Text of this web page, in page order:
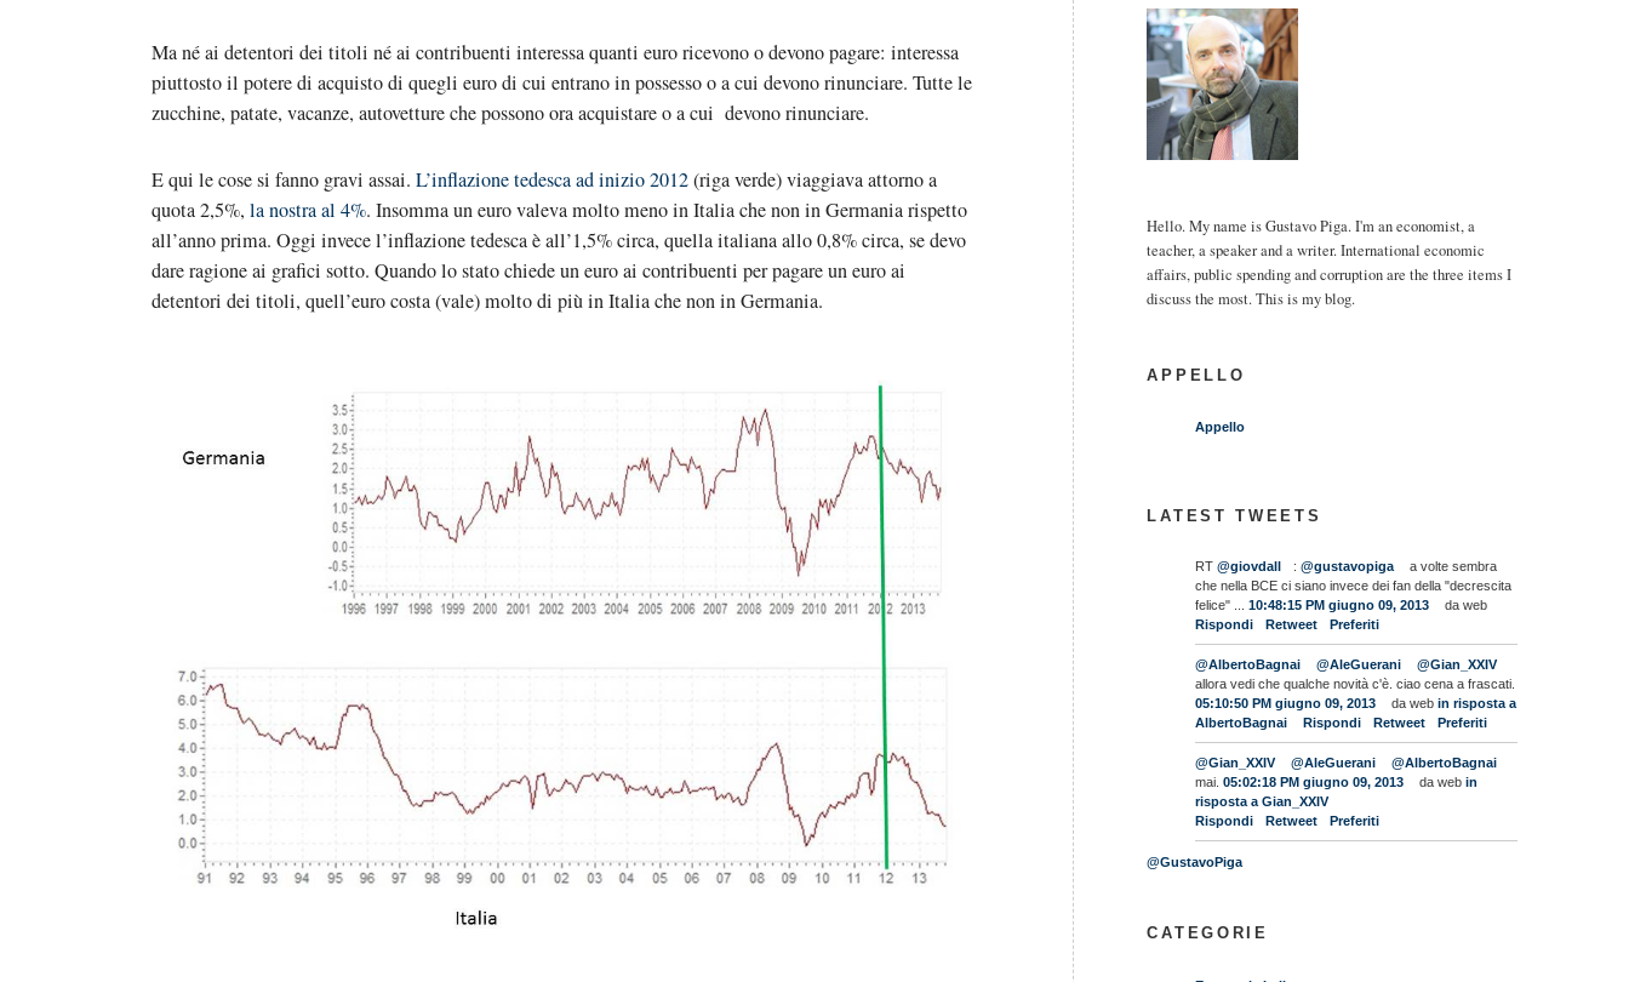
Ma né ai detentori dei titoli né ai contribuenti interessa quanti euro ricevono o devono pagare: interessa
piuttosto il potere di acquisto di quegli euro di cui entrano in possesso o a cui devono rinunciare. Tutte le
zucchine, patate, vacanze, autovetture che possono ora acquistare o a cui devono rinunciare.
E qui le cose si fanno gravi assai. L’inflazione tedesca ad inizio 2012(riga verde) viaggiava attorno a
quota 2,5%, la nostra al 4%. Insomma un euro valeva molto meno in Italia che non in Germania rispetto
all’anno prima. Oggi invece l’inflazione tedesca è all’1,5% circa, quella italiana allo 0,8% circa, se devo
dare ragione ai grafici sotto. Quando lo stato chiede un euro ai contribuenti per pagare un euro ai
detentori dei titoli, quell’euro costa (vale) molto di più in Italia che non in Germania.
Hello. My name is Gustavo Piga. I'm an economist, a
teacher, a speaker and a writer. International economic
affairs, public spending and corruption are the three items I
discuss the most. This is my blog.
APPELLO
Appello
LATEST TWEETS
RT@giovdall :@gustavopiga
a volte sembra
che nella BCE ci siano invece dei fan della "decrescita
felice" ...
10:48:15 PM giugno 09, 2013
da web
Rispondi
Retweet Preferiti
@AlbertoBagnai @AleGuerani
@Gian_XXIV
allora vedi che qualche novità c'è. ciao cena a frascati.
05:10:50 PM giugno 09, 2013
da web in risposta a
AlbertoBagnai
Rispondi Retweet Preferiti
@Gian_XXIV @AleGuerani
@AlbertoBagnai
mai. 05:02:18 PM giugno 09, 2013 da web in
risposta a Gian_XXIV
Rispondi
Retweet Preferiti
@GustavoPiga
CATEGORIE